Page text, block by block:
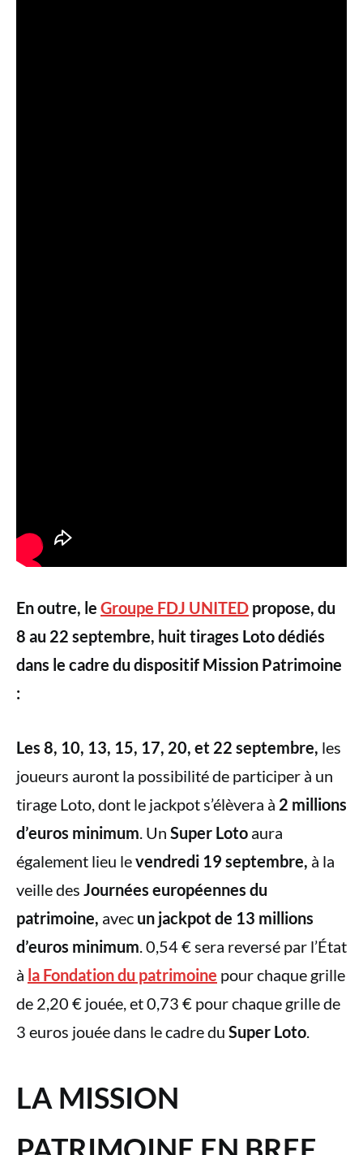
En outre, le Groupe FDJ UNITED propose, du
8 au 22 septembre, huit tirages Loto dédiés
dans le cadre du dispositif Mission Patrimoine
:
Les 8, 10, 13, 15, 17, 20, et 22 septembre, les
joueurs auront la possibilité de participer à un
tirage Loto, dont le jackpot s’élèvera à 2 millions
d’euros minimum . Un Super Loto aura
également lieu levendredi 19 septembre, à la
veille des Journées européennes du
patrimoine, avec un jackpot de 13 millions
d’euros minimum . 0,54 € sera reversé par l’État
à la Fondation du patrimoine pour chaque grille
de 2,20 € jouée, et 0,73 € pour chaque grille de
3 euros jouée dans le cadre du Super Loto
LA MISSION